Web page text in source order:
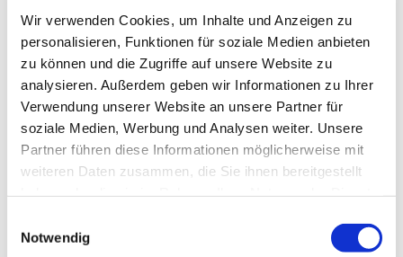
Wir verwenden Cookies, um Inhalte und Anzeigen zu
personalisieren, Funktionen für soziale Medien anbieten
zu können und die Zugriffe auf unsere Website zu
analysieren. Außerdem geben wir Informationen zu Ihrer
Verwendung unserer Website an unsere Partner für
soziale Medien, Werbung und Analysen weiter. Unsere
Partner führen diese Informationen möglicherweise mit
weiteren Daten zusammen, die Sie ihnen bereitgestellt
Notwendig
des Redens fehlt, öffnen wir gerne Herz und Ohr
für Sie und suchen gemeinsam und in einem
geschützten Rahmen nach einer geeigneten
Strategie, mit den geteilten Gesprächsinhalten
lösungsorientiert umzugehen.
Informationen erhalten Sie bei Birgit Kunisch, Tel.:
0151 / 72 14 02 6